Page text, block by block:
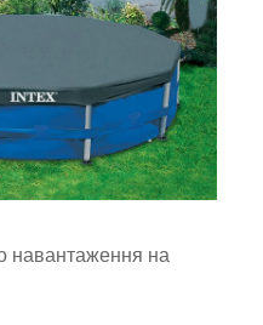
навантаження на